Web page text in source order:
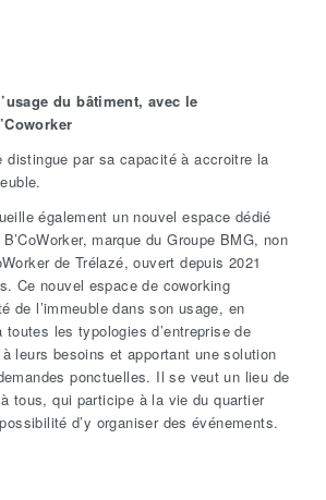
du bâtiment, avec le
distingue par sa capacité à accroitre la
également un nouvel espace dédié
marque du Groupe BMG, non
de Trélazé, ouvert depuis 2021
Ce nouvel espace de coworking
de l’immeuble dans son usage, en
les typologies d’entreprise de
leurs besoins et apportant une solution
ponctuelles. Il se veut un lieu de
tous, qui participe à la vie du quartier
d’y organiser des événements.